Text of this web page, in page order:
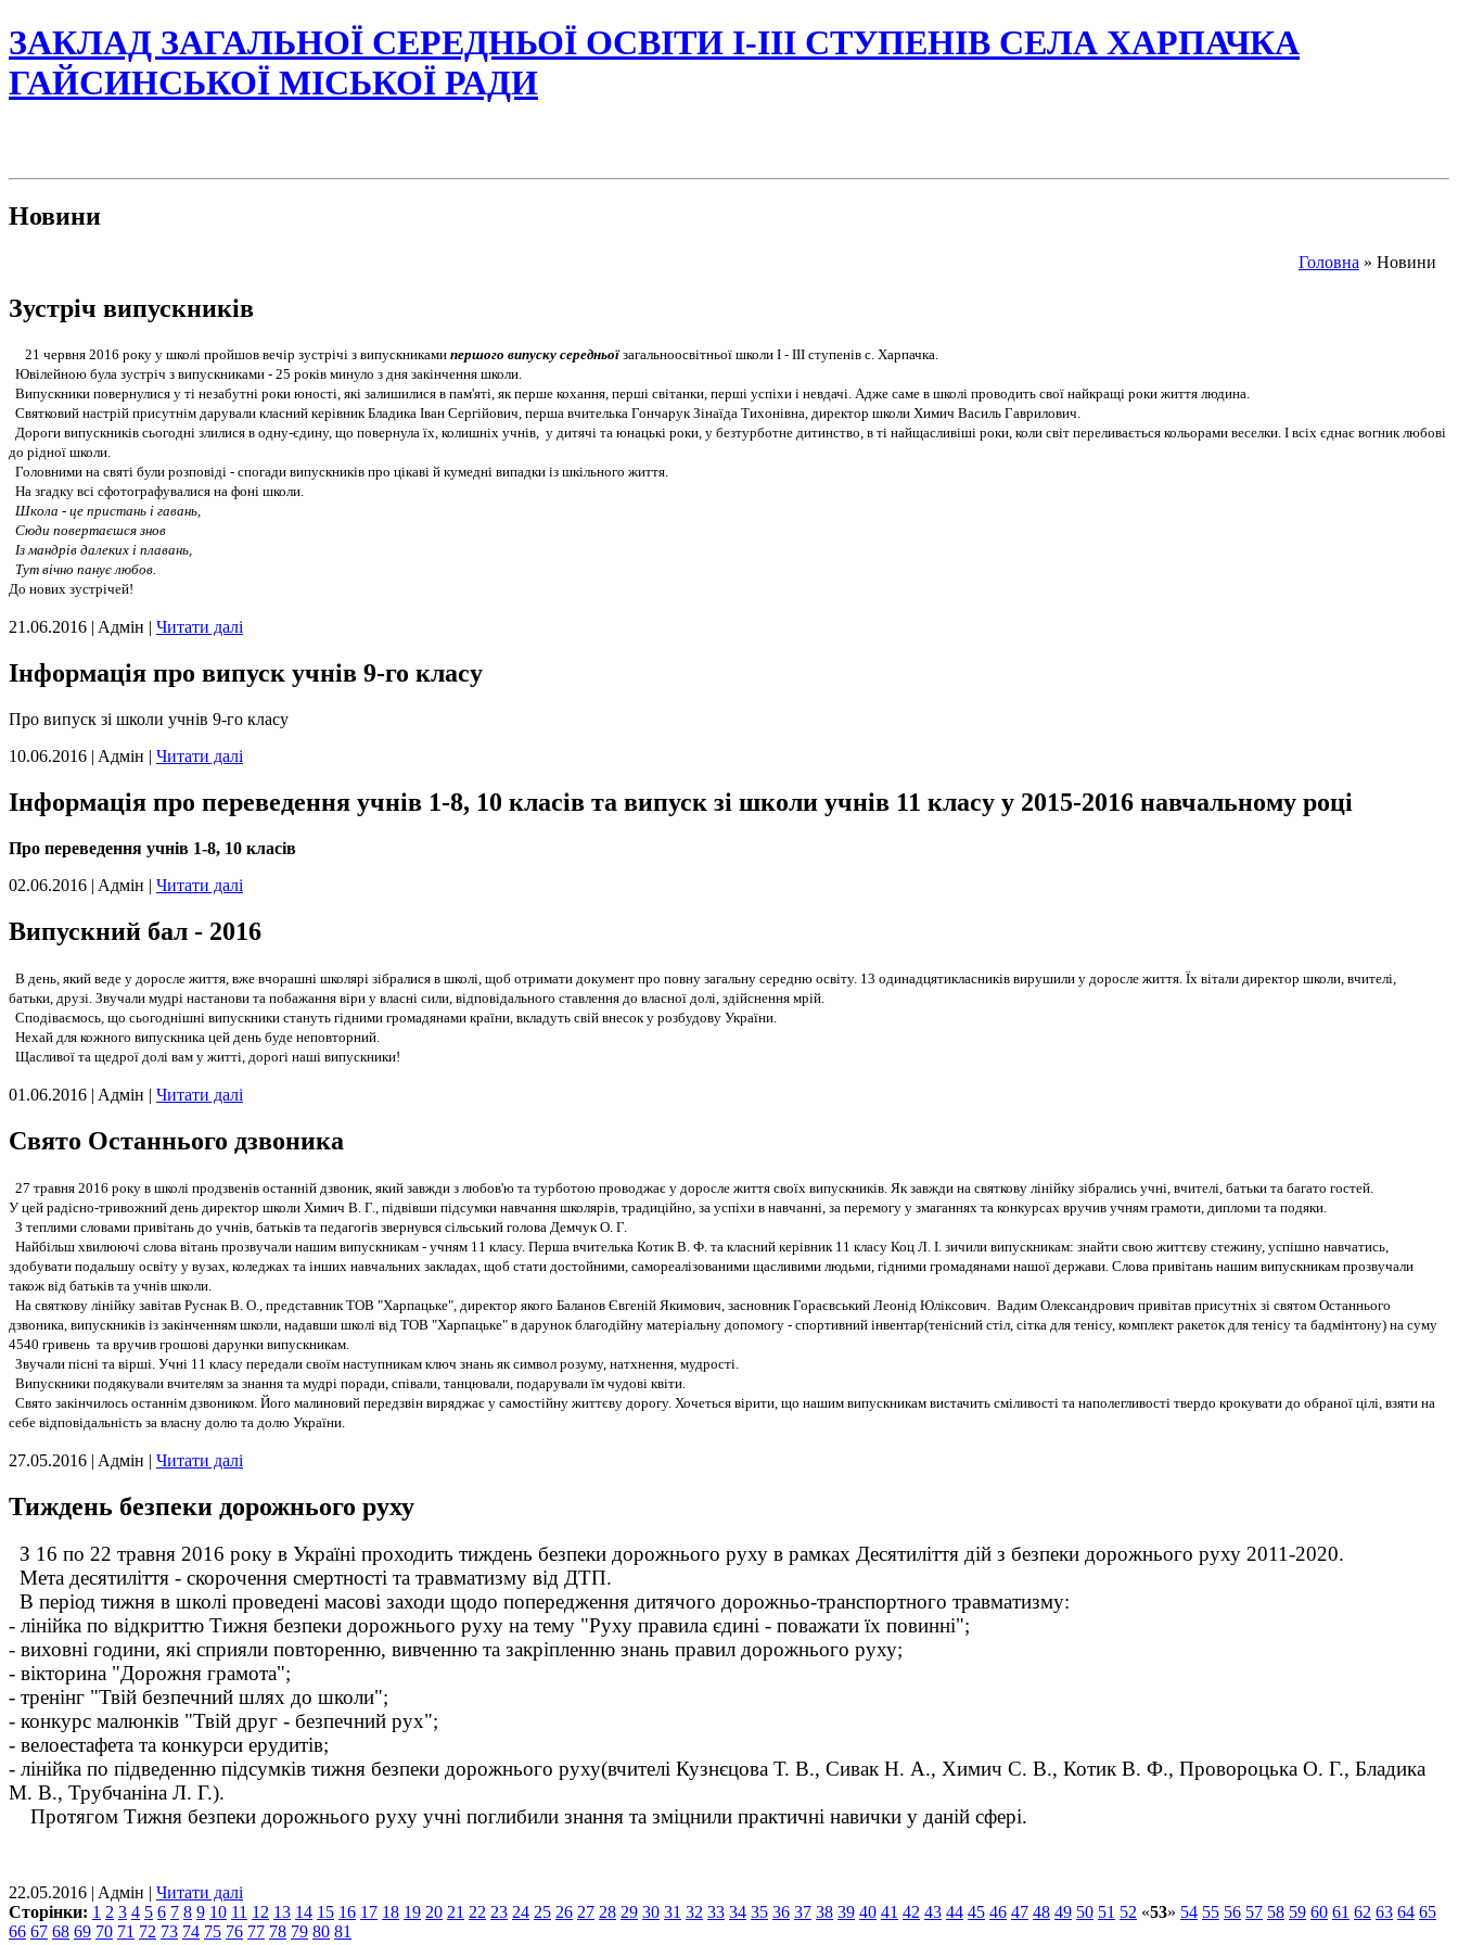
ЗАКЛАД ЗАГАЛЬНОЇ СЕРЕДНЬОЇ ОСВІТИ І-ІІІ СТУПЕНІВ СЕЛА ХАРПАЧКА
ГАЙСИНСЬКОЇ МІСЬКОЇ РАДИ
Новини
Головна » Новини
Зустріч випускників
21 червня 2016 року у школі пройшов вечір зустрічі з випускниками першого випуску середньоїзагальноосвітньої школи І - ІІІ ступенів с. Харпачка.
Ювілейною була зустріч з випускниками - 25 років минуло з дня закінчення школи.
Випускники повернулися у ті незабутні роки юності, які залишилися в пам'яті, як перше кохання, перші світанки, перші успіхи і невдачі. Адже саме в школі проводить свої найкращі роки життя людина.
Святковий настрій присутнім дарували класний керівник Бладика Іван Сергійович, перша вчителька Гончарук Зінаїда Тихонівна, директор школи Химич Василь Гаврилович.
Дороги випускників сьогодні злилися в одну-єдину, що повернула їх, колишніх учнів, у дитячі та юнацькі роки, у безтурботне дитинство, в ті найщасливіші роки, коли світ переливається кольорами веселки. І всіх єднає вогник любові
до рідної школи.
Головними на святі були розповіді - спогади випускників про цікаві й кумедні випадки із шкільного життя.
На згадку всі сфотографувалися на фоні школи.
Школа - це пристань і гавань,
Сюди повертаєшся знов
Із мандрів далеких і плавань,
Тут вічно панує любов.
До нових зустрічей!
21.06.2016 | Aдмін | Читати далі
Інформація про випуск учнів 9-го класу
Про випуск зі школи учнів 9-го класу
10.06.2016 | Aдмін | Читати далі
Інформація про переведення учнів 1-8, 10 класів та випуск зі школи учнів 11 класу у 2015-2016 навчальному році
Про переведення учнів 1-8, 10 класів
02.06.2016 | Aдмін | Читати далі
Випускний бал - 2016
В день, який веде у доросле життя, вже вчорашні школярі зібралися в школі, щоб отримати документ про повну загальну середню освіту. 13 одинадцятикласників вирушили у доросле життя. Їх вітали директор школи, вчителі,
батьки, друзі. Звучали мудрі настанови та побажання віри у власні сили, відповідального ставлення до власної долі, здійснення мрій.
Сподіваємось, що сьогоднішні випускники стануть гідними громадянами країни, вкладуть свій внесок у розбудову України.
Нехай для кожного випускника цей день буде неповторний.
Щасливої та щедрої долі вам у житті, дорогі наші випускники!
01.06.2016 | Aдмін | Читати далі
Свято Останнього дзвоника
27 травня 2016 року в школі продзвенів останній дзвоник, який завжди з любов'ю та турботою проводжає у доросле життя своїх випускників. Як завжди на святкову лінійку зібрались учні, вчителі, батьки та багато гостей.
У цей радісно-тривожний день директор школи Химич В. Г., підвівши підсумки навчання школярів, традиційно, за успіхи в навчанні, за перемогу у змаганнях та конкурсах вручив учням грамоти, дипломи та подяки.
З теплими словами привітань до учнів, батьків та педагогів звернувся сільський голова Демчук О. Г.
Найбільш хвилюючі слова вітань прозвучали нашим випускникам - учням 11 класу. Перша вчителька Котик В. Ф. та класний керівник 11 класу Коц Л. І. зичили випускникам: знайти свою життєву стежину, успішно навчатись,
здобувати подальшу освіту у вузах, коледжах та інших навчальних закладах, щоб стати достойними, самореалізованими щасливими людьми, гідними громадянами нашої держави. Слова привітань нашим випускникам прозвучали
також від батьків та учнів школи.
На святкову лінійку завітав Руснак В. О., представник ТОВ "Харпацьке", директор якого Баланов Євгеній Якимович, засновник Гораєвський Леонід Юліксович. Вадим Олександрович привітав присутніх зі святом Останнього
дзвоника, випускників із закінченням школи, надавши школі від ТОВ "Харпацьке" в дарунок благодійну матеріальну допомогу - спортивний інвентар(тенісний стіл, сітка для тенісу, комплект ракеток для тенісу та бадмінтону) на суму
4540 гривень та вручив грошові дарунки випускникам.
Звучали пісні та вірші. Учні 11 класу передали своїм наступникам ключ знань як символ розуму, натхнення, мудрості.
Випускники подякували вчителям за знання та мудрі поради, співали, танцювали, подарували їм чудові квіти.
Свято закінчилось останнім дзвоником. Його малиновий передзвін виряджає у самостійну життєву дорогу. Хочеться вірити, що нашим випускникам вистачить сміливості та наполегливості твердо крокувати до обраної цілі, взяти на
себе відповідальність за власну долю та долю України.
27.05.2016 | Aдмін | Читати далі
Тиждень безпеки дорожнього руху
З 16 по 22 травня 2016 року в Україні проходить тиждень безпеки дорожнього руху в рамках Десятиліття дій з безпеки дорожнього руху 2011-2020.
Мета десятиліття - скорочення смертності та травматизму від ДТП.
В період тижня в школі проведені масові заходи щодо попередження дитячого дорожньо-транспортного травматизму:
- лінійка по відкриттю Тижня безпеки дорожнього руху на тему "Руху правила єдині - поважати їх повинні";
- виховні години, які сприяли повторенню, вивченню та закріпленню знань правил дорожнього руху;
- вікторина "Дорожня грамота";
- тренінг "Твій безпечний шлях до школи";
- конкурс малюнків "Твій друг - безпечний рух";
- велоестафета та конкурси ерудитів;
- лінійка по підведенню підсумків тижня безпеки дорожнього руху(вчителі Кузнєцова Т. В., Сивак Н. А., Химич С. В., Котик В. Ф., Провороцька О. Г., Бладика
М. В., Трубчаніна Л. Г.).
Протягом Тижня безпеки дорожнього руху учні поглибили знання та зміцнили практичні навички у даній сфері.
22.05.2016 | Aдмін | Читати далі
Сторінки: 1 2 3 4 5 6 7 8 9 10 11 12 13 14 15 16 17 18 19 20 21 22 23 24 25 26 27 28 29 30 31 32 33 34 35 36 37 38 39 40 41 42 43 44 45 46 47 48 49 50 51 52 «53» 54 55 56 57 58 59 60 61 62 63 64 65
66 67 68 69 70 71 72 73 74 75 76 77 78 79 80 81